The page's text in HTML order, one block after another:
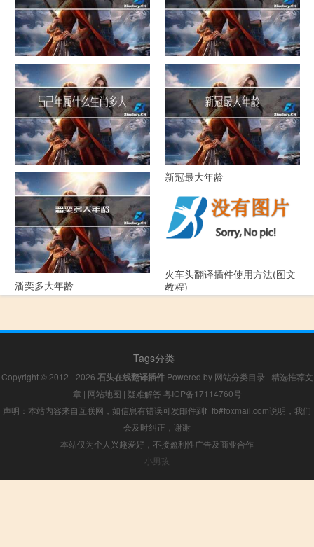
化妆师最大年龄 大年什么电视剧
52年属什么生肖多大年龄 新冠最大年龄
潘奕多大年龄
火车头翻译插件使用方法(图文
教程)
Tags分类
Copyright © 2012 - 2026 石头在线翻译插件Powered by 网站分类目录 | 精选推荐文
章 | 网站地图 | 疑难解答 粤ICP备17114760号
声明：本站内容来自互联网，如信息有错误可发邮件到f_fb#foxmail.com说明，我们
会及时纠正，谢谢
本站仅为个人兴趣爱好，不接盈利性广告及商业合作
小男孩